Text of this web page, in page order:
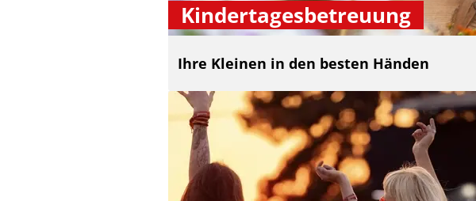
Kindertagesbetreuung
Ihre Kleinen in den besten Händen